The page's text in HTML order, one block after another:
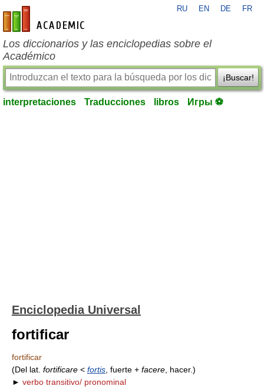
es-academic.com
RU EN DE FR
Los diccionarios y las enciclopedias sobre el
Académico
¡Buscar!
interpretaciones Traducciones libros Игры ⚽
Enciclopedia Universal
fortificar
fortificar
(Del lat. fortificare < fortis , fuerte + facere , hacer.)
► verbo transitivo/ pronominal